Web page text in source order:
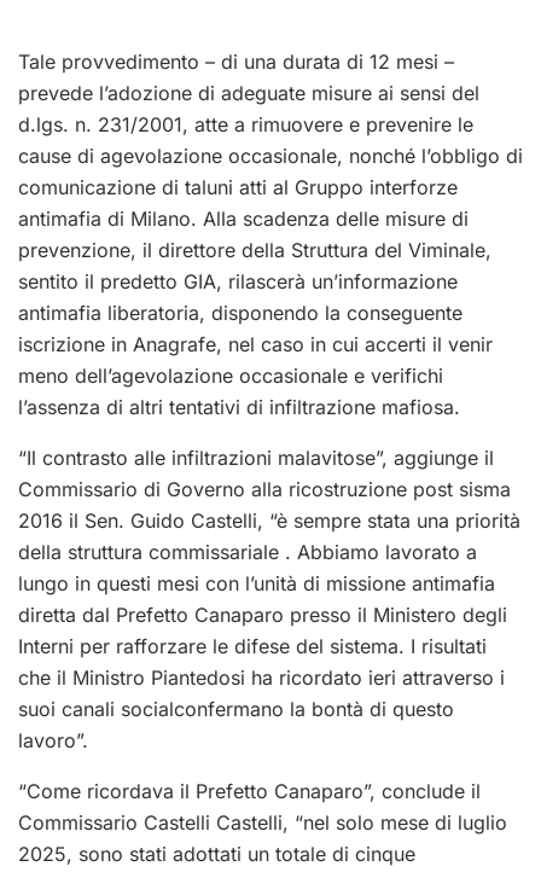
Tale provvedimento – di una durata di 12 mesi –
prevede l’adozione di adeguate misure ai sensi del
d.lgs. n. 231/2001, atte a rimuovere e prevenire le
cause di agevolazione occasionale, nonché l’obbligo di
comunicazione di taluni atti al Gruppo interforze
antimafia di Milano. Alla scadenza delle misure di
prevenzione, il direttore della Struttura del Viminale,
sentito il predetto GIA, rilascerà un’informazione
antimafia liberatoria, disponendo la conseguente
iscrizione in Anagrafe, nel caso in cui accerti il venir
meno dell’agevolazione occasionale e verifichi
l’assenza di altri tentativi di infiltrazione mafiosa.
“Il contrasto alle infiltrazioni malavitose”, aggiunge il
Commissario di Governo alla ricostruzione post sisma
2016 il Sen. Guido Castelli, “è sempre stata una priorità
della struttura commissariale . Abbiamo lavorato a
lungo in questi mesi con l’unità di missione antimafia
diretta dal Prefetto Canaparo presso il Ministero degli
Interni per rafforzare le difese del sistema. I risultati
che il Ministro Piantedosi ha ricordato ieri attraverso i
suoi canali socialconfermano la bontà di questo
lavoro”.
“Come ricordava il Prefetto Canaparo”, conclude il
Commissario Castelli Castelli, “nel solo mese di luglio
2025, sono stati adottati un totale di cinque